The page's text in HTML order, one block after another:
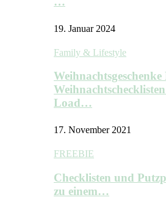
19. Januar 2024
Family & Lifestyle
Load…
17. November 2021
FREEBIE
Checklisten und
zu einem…